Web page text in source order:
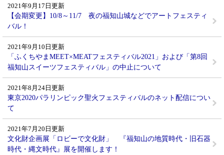
2021年9月17日更新
【会期変更】10/8～11/7 夜の福知山城などでアートフェスティ
バル！
2021年9月10日更新
「ふくちやまMEET×MEATフェスティバル2021」および「第8回
福知山スイーツフェスティバル」の中止について
2021年8月24日更新
東京2020パラリンピック聖火フェスティバルのネット配信につい
て
2021年7月20日更新
文化財企画展「ロビーで文化財」 『福知山の地質時代・旧石器
時代・縄文時代』展を開催します！